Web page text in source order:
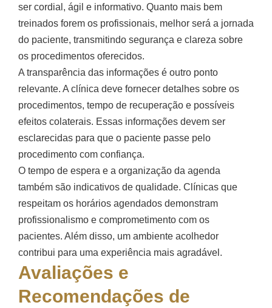
ser cordial, ágil e informativo. Quanto mais bem
treinados forem os profissionais, melhor será a jornada
do paciente, transmitindo segurança e clareza sobre
os procedimentos oferecidos.
A transparência das informações é outro ponto
relevante. A clínica deve fornecer detalhes sobre os
procedimentos, tempo de recuperação e possíveis
efeitos colaterais. Essas informações devem ser
esclarecidas para que o paciente passe pelo
procedimento com confiança.
O tempo de espera e a organização da agenda
também são indicativos de qualidade. Clínicas que
respeitam os horários agendados demonstram
profissionalismo e comprometimento com os
pacientes. Além disso, um ambiente acolhedor
contribui para uma experiência mais agradável.
Avaliações e
Recomendações de